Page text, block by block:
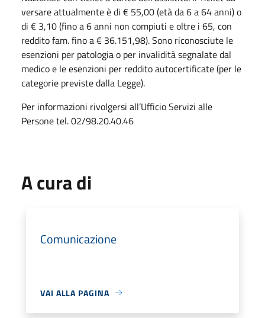
versare attualmente è di € 55,00 (età da 6 a 64 anni) o
di € 3,10 (fino a 6 anni non compiuti e oltre i 65, con
reddito fam. fino a € 36.151,98). Sono riconosciute le
esenzioni per patologia o per invalidità segnalate dal
medico e le esenzioni per reddito autocertificate (per le
categorie previste dalla Legge).
Per informazioni rivolgersi all’Ufficio Servizi alle
Persone tel. 02/98.20.40.46
A cura di
Comunicazione
VAI ALLA PAGINA